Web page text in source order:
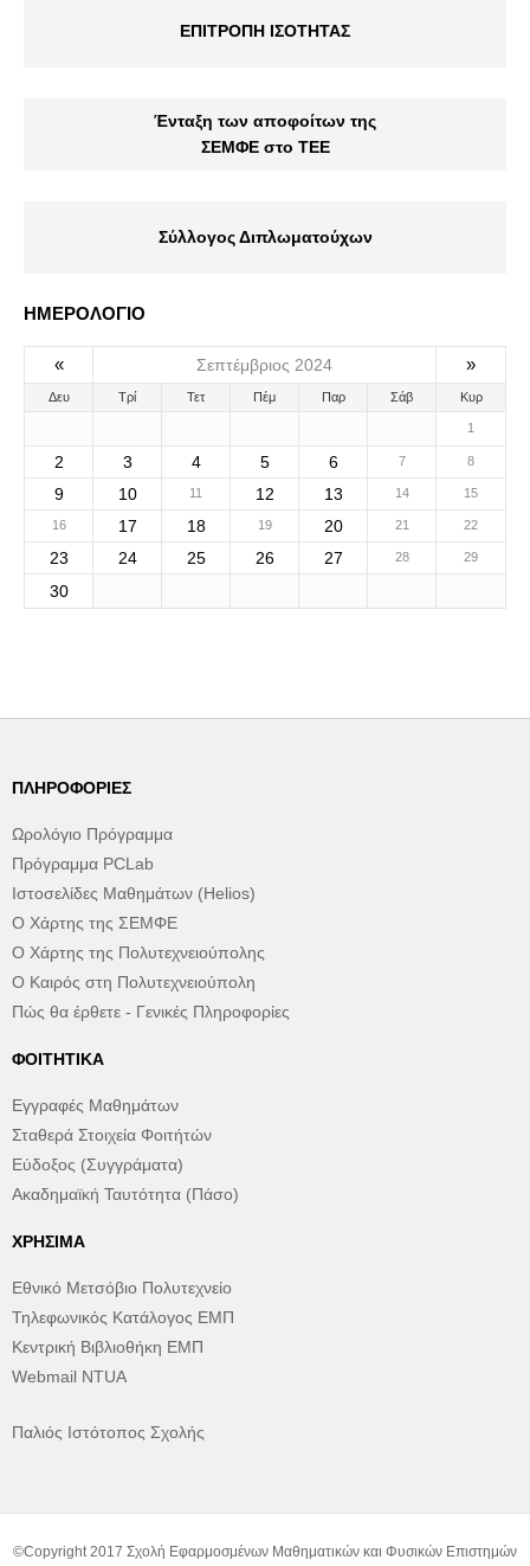
ΕΠΙΤΡΟΠΗ ΙΣΟΤΗΤΑΣ
Ένταξη των αποφοίτων της
ΣΕΜΦΕ στο ΤΕΕ
Σύλλογος Διπλωματούχων
ΗΜΕΡΟΛΟΓΙΟ
« Σεπτέμβριος 2024 »
Δευ Τρί Τετ Πέμ Παρ Σάβ Κυρ
1
2 3 4 5 6 7 8
9 10 11 12 13 14 15
16 17 18 19 20 21 22
23 24 25 26 27 28 29
30
ΠΛΗΡΟΦΟΡΊΕΣ
Ωρολόγιο Πρόγραμμα
Πρόγραμμα PCLab
Ιστοσελίδες Μαθημάτων (Helios)
Ο Χάρτης της ΣΕΜΦΕ
Ο Χάρτης της Πολυτεχνειούπολης
Ο Καιρός στη Πολυτεχνειούπολη
Πώς θα έρθετε - Γενικές Πληροφορίες
ΦΟΙΤΗΤΙΚΆ
Εγγραφές Μαθημάτων
Σταθερά Στοιχεία Φοιτήτών
Εύδοξος (Συγγράματα)
Ακαδημαϊκή Ταυτότητα (Πάσο)
ΧΡΉΣΙΜΑ
Εθνικό Μετσόβιο Πολυτεχνείο
Τηλεφωνικός Κατάλογος ΕΜΠ
Κεντρική Βιβλιοθήκη ΕΜΠ
Webmail NTUA
Παλιός Ιστότοπος Σχολής
©Copyright 2017 Σχολή Εφαρμοσμένων Μαθηματικών και Φυσικών Επιστημών